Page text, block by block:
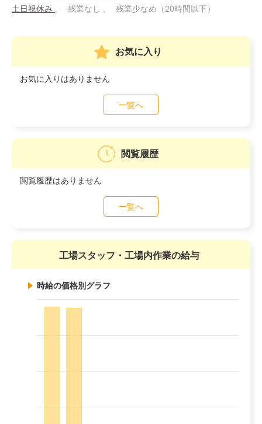
土日祝休み
残業なし 残業少なめ（20時間以下）
お気に入り
お気に入りはありません
一覧へ
閲覧履歴
閲覧履歴はありません
一覧へ
工場スタッフ・工場内作業の給与
時給の価格別グラフ